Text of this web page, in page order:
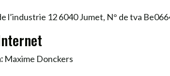
l’industrie 12 6040 Jumet, N° de tva
Maxime Donckers